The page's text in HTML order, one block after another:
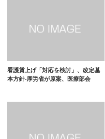
看護賃上げ「対応を検討」、改定基
本方針-厚労省が原案、医療部会